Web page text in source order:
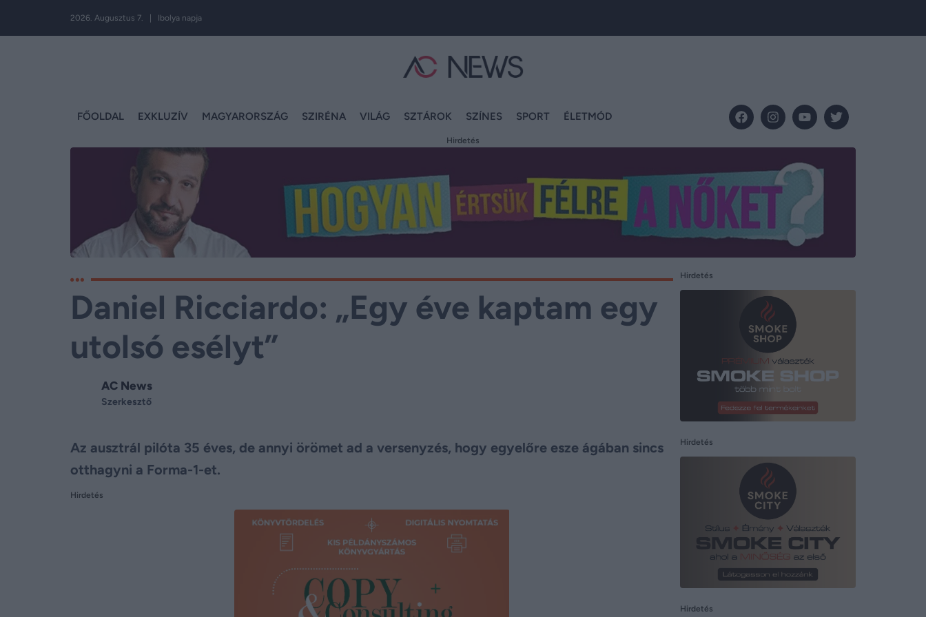
2026. Augusztus 7. | Ibolya napja
FŐOLDAL EXKLUZÍV MAGYARORSZÁG SZIRÉNA VILÁG SZTÁROK SZÍNES SPORT ÉLETMÓD
Hirdetés
Daniel Ricciardo: „Egy éve kaptam egy
utolsó esélyt”
AC News
Szerkesztő
Az ausztrál pilóta 35 éves, de annyi örömet ad a versenyzés, hogy egyelőre esze ágában sincs
otthagyni a Forma-1-et.
Hirdetés
Hirdetés
Hirdetés
Hirdetés